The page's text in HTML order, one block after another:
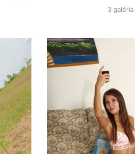
3 galéria